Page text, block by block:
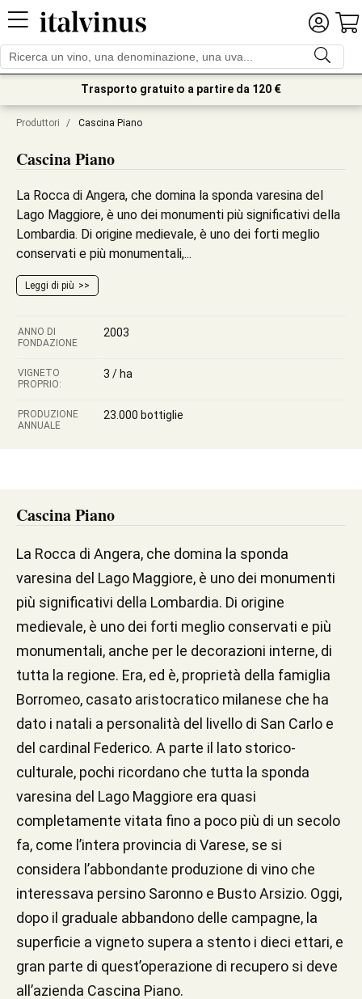
Trasporto gratuito a partire da 120 €
Produttori / Cascina Piano
Cascina Piano
La Rocca di Angera, che domina la sponda varesina del
Lago Maggiore, è uno dei monumenti più significativi della
Lombardia. Di origine medievale, è uno dei forti meglio
conservati e più monumentali,...
Leggi di più
ANNO DI
FONDAZIONE
2003
VIGNETO
PROPRIO:
3 / ha
PRODUZIONE
ANNUALE
23.000 bottiglie
Cascina Piano
La Rocca di Angera, che domina la sponda
varesina del Lago Maggiore, è uno dei monumenti
più significativi della Lombardia. Di origine
medievale, è uno dei forti meglio conservati e più
monumentali, anche per le decorazioni interne, di
tutta la regione. Era, ed è, proprietà della famiglia
Borromeo, casato aristocratico milanese che ha
dato i natali a personalità del livello di San Carlo e
del cardinal Federico. A parte il lato storico-
culturale, pochi ricordano che tutta la sponda
varesina del Lago Maggiore era quasi
completamente vitata fino a poco più di un secolo
fa, come l’intera provincia di Varese, se si
considera l’abbondante produzione di vino che
interessava persino Saronno e Busto Arsizio. Oggi,
dopo il graduale abbandono delle campagne, la
superficie a vigneto supera a stento i dieci ettari, e
gran parte di quest’operazione di recupero si deve
all’azienda Cascina Piano.